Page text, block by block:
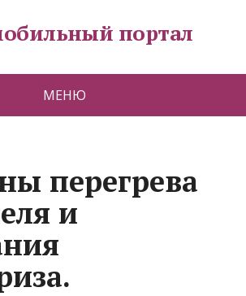
портал
МЕНЮ
перегрева
и